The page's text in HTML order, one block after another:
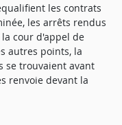
les contrats
les arrêts rendus
cour d'appel de
autres points, la
se trouvaient avant
renvoie devant la